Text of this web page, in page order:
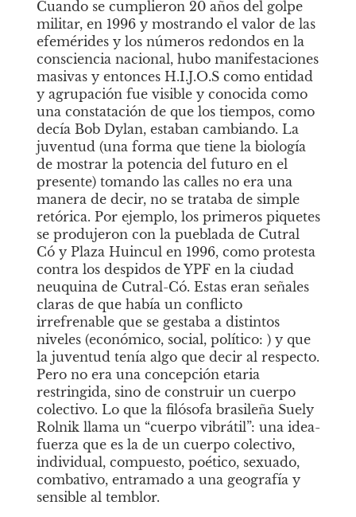
Cuando se cumplieron 20 años del golpe
militar, en 1996 y mostrando el valor de las
efemérides y los números redondos en la
consciencia nacional, hubo manifestaciones
masivas y entonces H.I.J.O.S como entidad
y agrupación fue visible y conocida como
una constatación de que los tiempos, como
decía Bob Dylan, estaban cambiando. La
juventud (una forma que tiene la biología
de mostrar la potencia del futuro en el
presente) tomando las calles no era una
manera de decir, no se trataba de simple
retórica. Por ejemplo, los primeros piquetes
se produjeron con la pueblada de Cutral
Có y Plaza Huincul en 1996, como protesta
contra los despidos de YPF en la ciudad
neuquina de Cutral-Có. Estas eran señales
claras de que había un conflicto
irrefrenable que se gestaba a distintos
niveles (económico, social, político: ) y que
la juventud tenía algo que decir al respecto.
Pero no era una concepción etaria
restringida, sino de construir un cuerpo
colectivo. Lo que la filósofa brasileña Suely
Rolnik llama un “cuerpo vibrátil”: una idea-
fuerza que es la de un cuerpo colectivo,
individual, compuesto, poético, sexuado,
combativo, entramado a una geografía y
sensible al temblor.